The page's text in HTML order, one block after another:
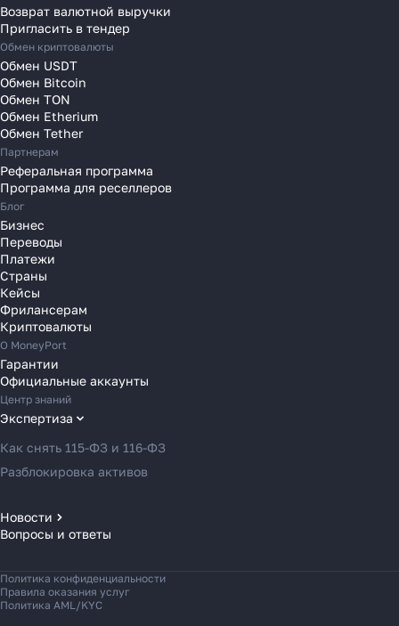
Переводы в Латвию
Переводы в Литву
Переводы в Молдавию
Переводы в Монако
Переводы в Нидерланды
Переводы в Польшу
Переводы в Португалию
Переводы в Румынию
Переводы в Сербию
Переводы в Словакию
Переводы в Словению
Переводы в Финляндию
Переводы в Францию
Переводы в Хорватию
Переводы в Черногорию
Переводы в Чехию
Переводы в Швейцарию
Переводы в Эстонию
Переводы в Азербайджан
Переводы в Армению
Переводы в Турцию
Переводы в Индию
Переводы в Казахстан
Переводы в Кыргызстан
Возврат валютной выручки
Пригласить в тендер
Обмен криптовалюты
Обмен USDT
Обмен Bitcoin
Обмен TON
Обмен Etherium
Обмен Tether
Партнерам
Реферальная программа
Программа для реселлеров
Блог
Бизнес
Переводы
Платежи
Страны
Кейсы
Фрилансерам
Криптовалюты
О MoneyPort
Гарантии
Официальные аккаунты
Центр знаний
Экспертиза
Как снять 115-ФЗ и 116-ФЗ
Разблокировка активов
Новости
Новости MoneyPort
Новости рынка
Вопросы и ответы
Политика конфиденциальности
Правила оказания услуг
Политика AML/KYC